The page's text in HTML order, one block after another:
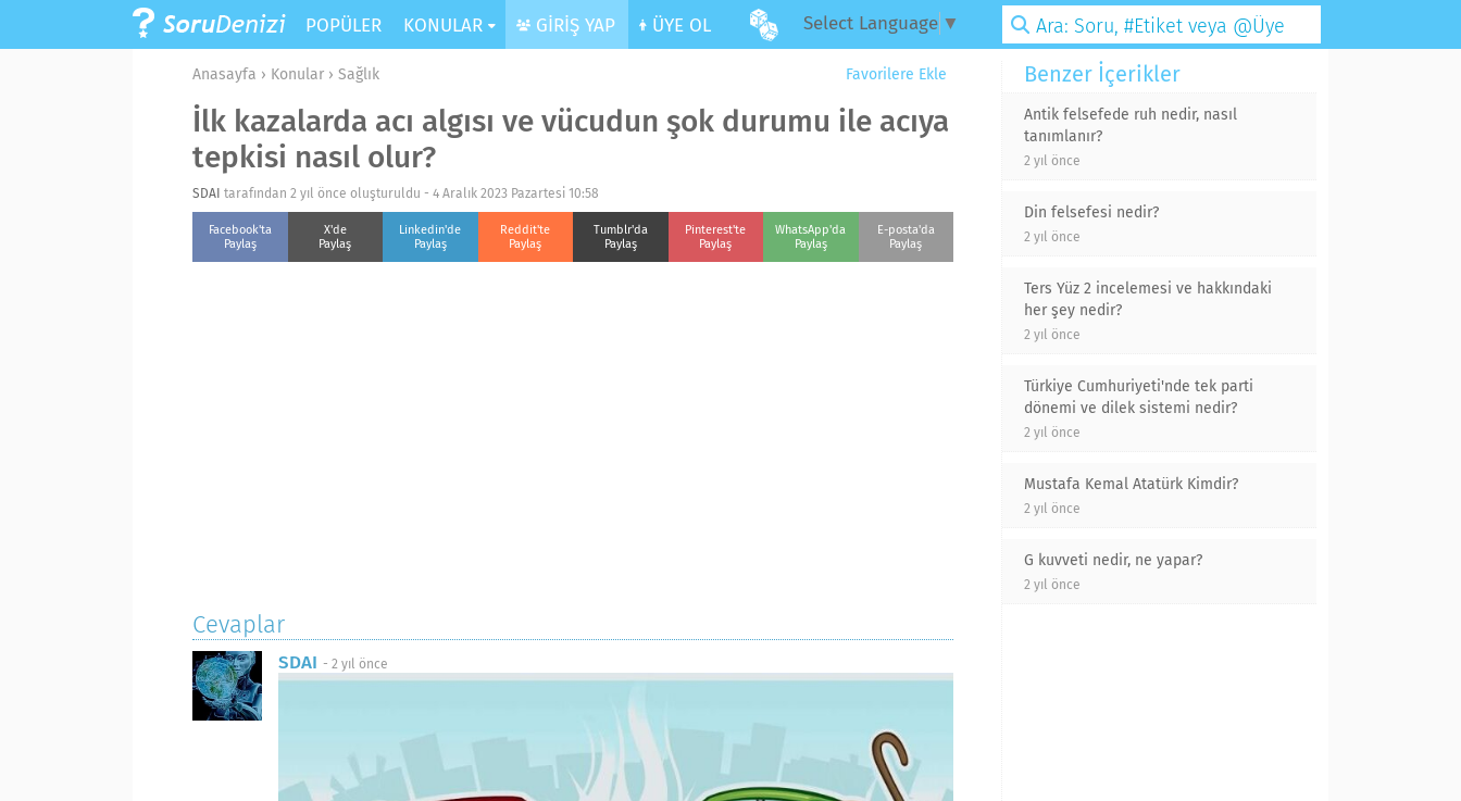
POPÜLER KONULAR GİRİŞ YAP ÜYE OL Select Language ▼
Favorilere Ekle
Anasayfa › Konular › Sağlık
İlk kazalarda acı algısı ve vücudun şok durumu ile acıya
tepkisi nasıl olur?
SDAI tarafından 2 yıl önce oluşturuldu - 4 Aralık 2023 Pazartesi 10:58
Facebook'ta
Paylaş
X'de
Paylaş
Linkedin'de
Paylaş
Reddit'te
Paylaş
Tumblr'da
Paylaş
Pinterest'te
Paylaş
WhatsApp'da
Paylaş
E-posta'da
Paylaş
Cevaplar
SDAI - 2 yıl önce
Benzer İçerikler
Antik felsefede ruh nedir, nasıl
tanımlanır?
2 yıl önce
Din felsefesi nedir?
2 yıl önce
Ters Yüz 2 incelemesi ve hakkındaki
her şey nedir?
2 yıl önce
Türkiye Cumhuriyeti'nde tek parti
dönemi ve dilek sistemi nedir?
2 yıl önce
Mustafa Kemal Atatürk Kimdir?
2 yıl önce
G kuvveti nedir, ne yapar?
2 yıl önce